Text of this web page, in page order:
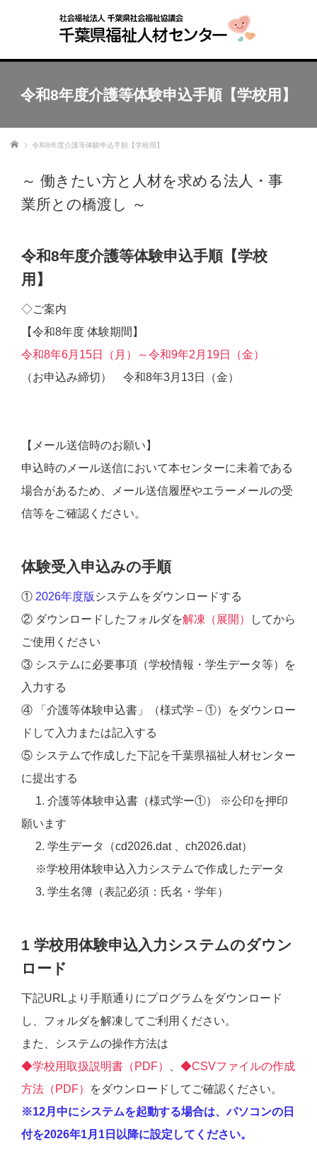
令和8年度介護等体験申込手順【学校用】
ホーム 令和8年度介護等体験申込手順【学校用】
～ 働きたい方と人材を求める法人・事
業所との橋渡し ～
令和8年度介護等体験申込手順【学校
用】
◇ご案内
【令和8年度 体験期間】
令和8年6月15日（月）～令和9年2月19日（金）
（お申込み締切） 令和8年3月13日（金）
【メール送信時のお願い】
申込時のメール送信において本センターに未着である
場合があるため、メール送信履歴やエラーメールの受
信等をご確認ください。
体験受入申込みの手順
① 2026年度版 システムをダウンロードする
② ダウンロードしたフォルダを解凍（展開）
してから
ご使用ください
③ システムに必要事項（学校情報・学生データ等）を
入力する
④ 「介護等体験申込書」（様式学－①）をダウンロー
ドして入力または記入する
⑤ システムで作成した下記を千葉県福祉人材センター
に提出する
1. 介護等体験申込書（様式学ー①） ※公印を押印
願います
2. 学生データ（cd2026.dat 、ch2026.dat）
※学校用体験申込入力システムで作成したデータ
3. 学生名簿（表記必須：氏名・学年）
1 学校用体験申込入力システムのダウン
ロード
下記URLより手順通りにプログラムをダウンロード
し、フォルダを解凍してご利用ください。
また、システムの操作方法は
◆学校用取扱説明書（PDF）
◆CSVファイルの作成
方法（PDF）
をダウンロードしてご確認ください。
※12月中にシステムを起動する場合は、パソコンの日
付を2026年1月1日以降に設定してください。